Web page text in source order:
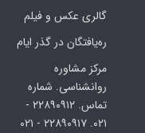
گالری عکس و فیلم
ره‌یافتگان در گذر ایام
مرکز مشاوره
روانشناسی. شماره
تماس. ۲۲۸۹۰۹۱۲ -
۰۲۱. ۲۲۸۹۰۹۱۷ - ۰۲۱